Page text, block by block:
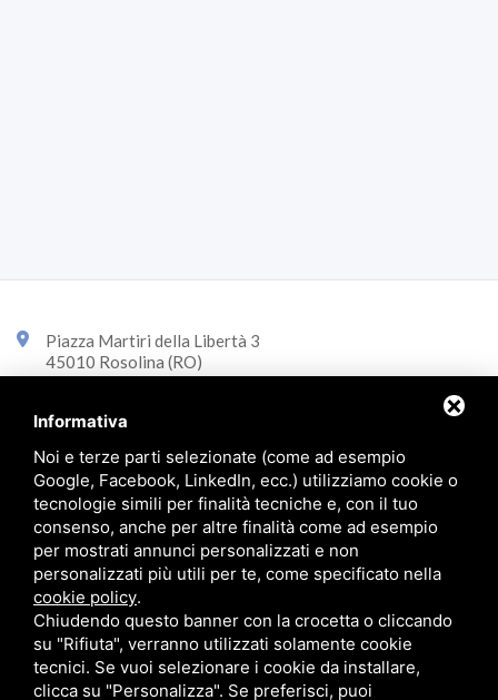
Piazza Martiri della Libertà 3
45010 Rosolina (RO)
45014 Porto Viro (RO)
+39 0426 323870
info@immobiliarecasini.it
© 2026 Immobiliare Casini p.iva 01290790292 -
Informativa
Noi e terze parti selezionate (come ad esempio
Google, Facebook, LinkedIn, ecc.) utilizziamo cookie o
tecnologie simili per finalità tecniche e, con il tuo
consenso, anche per altre finalità come ad esempio
per mostrati annunci personalizzati e non
personalizzati più utili per te, come specificato nella
cookie policy.
Chiudendo questo banner con la crocetta o cliccando
su "Rifiuta", verranno utilizzati solamente cookie
tecnici. Se vuoi selezionare i cookie da installare,
clicca su "Personalizza". Se preferisci, puoi